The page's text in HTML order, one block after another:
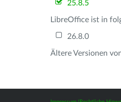
25.8.5
LibreOffice ist in
26.8.0
Ältere Versionen